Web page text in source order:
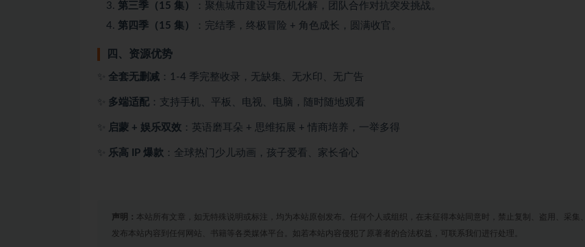
第三季（15 集）
：聚焦城市建设与危机化解，团队合作对抗突发挑战。
第四季（15 集）
：完结季，终极冒险 + 角色成长，圆满收官。
四、资源优势
全套无删减 ：1-4 季完整收录，无缺集、无水印、无广告
多端适配 ：支持手机、平板、电视、电脑，随时随地观看
启蒙 + 娱乐双效 ：英语磨耳朵 + 思维拓展 + 情商培养，一举多得
乐高 IP 爆款 ：全球热门少儿动画，孩子爱看、家长省心
声明： 本站所有文章，如无特殊说明或标注，均为本站原创发布。任何个人或组织，在未征得本站同意时，禁止复制、盗用、采集、
发布本站内容到任何网站、书籍等各类媒体平台。如若本站内容侵犯了原著者的合法权益，可联系我们进行处理。